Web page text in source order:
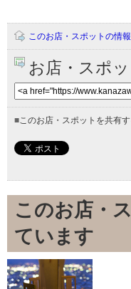
このお店・スポットの情
お店・スポ
■このお店・スポットを共有
このお店・
ています